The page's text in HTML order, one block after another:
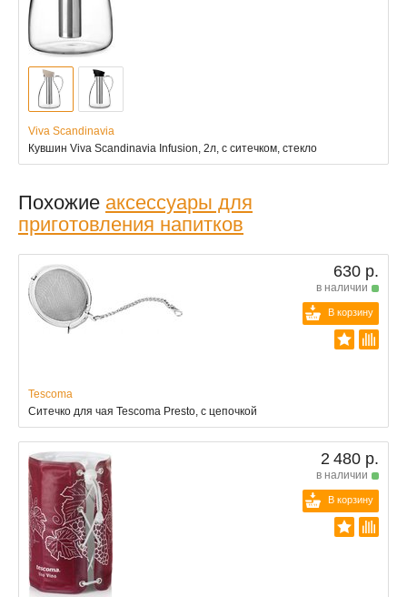
Viva Scandinavia
Кувшин Viva Scandinavia Infusion, 2л, с ситечком, стекло
Похожие аксессуары для
приготовления напитков
630 р.
в наличии
В корзину
Tescoma
Ситечко для чая Tescoma Presto, с цепочкой
2 480 р.
в наличии
В корзину